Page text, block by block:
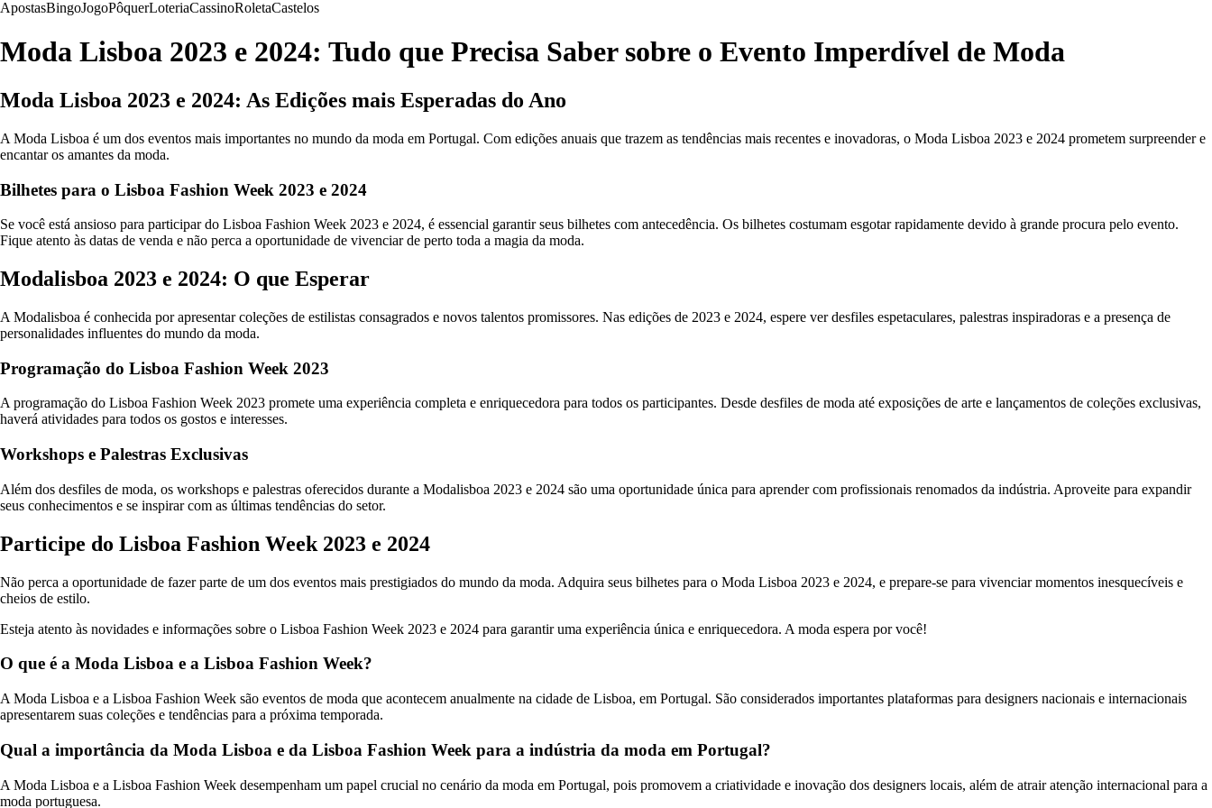
ApostasBingoJogoPôquerLoteriaCassinoRoletaCastelos
Moda Lisboa 2023 e 2024: Tudo que Precisa Saber sobre o Evento Imperdível de Moda
Moda Lisboa 2023 e 2024: As Edições mais Esperadas do Ano
A Moda Lisboa é um dos eventos mais importantes no mundo da moda em Portugal. Com edições anuais que trazem as tendências mais recentes e inovadoras, o Moda Lisboa 2023 e 2024 prometem surpreender e
encantar os amantes da moda.
Bilhetes para o Lisboa Fashion Week 2023 e 2024
Se você está ansioso para participar do Lisboa Fashion Week 2023 e 2024, é essencial garantir seus bilhetes com antecedência. Os bilhetes costumam esgotar rapidamente devido à grande procura pelo evento.
Fique atento às datas de venda e não perca a oportunidade de vivenciar de perto toda a magia da moda.
Modalisboa 2023 e 2024: O que Esperar
A Modalisboa é conhecida por apresentar coleções de estilistas consagrados e novos talentos promissores. Nas edições de 2023 e 2024, espere ver desfiles espetaculares, palestras inspiradoras e a presença de
personalidades influentes do mundo da moda.
Programação do Lisboa Fashion Week 2023
A programação do Lisboa Fashion Week 2023 promete uma experiência completa e enriquecedora para todos os participantes. Desde desfiles de moda até exposições de arte e lançamentos de coleções exclusivas,
haverá atividades para todos os gostos e interesses.
Workshops e Palestras Exclusivas
Além dos desfiles de moda, os workshops e palestras oferecidos durante a Modalisboa 2023 e 2024 são uma oportunidade única para aprender com profissionais renomados da indústria. Aproveite para expandir
seus conhecimentos e se inspirar com as últimas tendências do setor.
Participe do Lisboa Fashion Week 2023 e 2024
Não perca a oportunidade de fazer parte de um dos eventos mais prestigiados do mundo da moda. Adquira seus bilhetes para o Moda Lisboa 2023 e 2024, e prepare-se para vivenciar momentos inesquecíveis e
cheios de estilo.
Esteja atento às novidades e informações sobre o Lisboa Fashion Week 2023 e 2024 para garantir uma experiência única e enriquecedora. A moda espera por você!
O que é a Moda Lisboa e a Lisboa Fashion Week?
A Moda Lisboa e a Lisboa Fashion Week são eventos de moda que acontecem anualmente na cidade de Lisboa, em Portugal. São considerados importantes plataformas para designers nacionais e internacionais
apresentarem suas coleções e tendências para a próxima temporada.
Qual a importância da Moda Lisboa e da Lisboa Fashion Week para a indústria da moda em Portugal?
A Moda Lisboa e a Lisboa Fashion Week desempenham um papel crucial no cenário da moda em Portugal, pois promovem a criatividade e inovação dos designers locais, além de atrair atenção internacional para a
moda portuguesa.